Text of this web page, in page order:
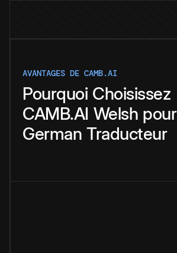
AVANTAGES DE CAMB.AI
Pourquoi Choisissez
CAMB.AI Welsh pour
German Traducteur